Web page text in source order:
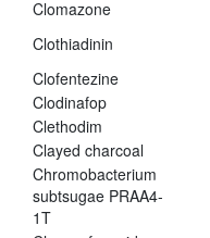
Clomazone
Clothiadinin
Clofentezine
Clodinafop
Clethodim
Clayed charcoal
Chromobacterium
subtsugae PRAA4-
1T